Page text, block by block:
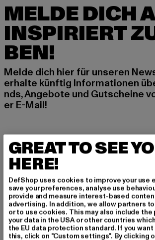
MELDE DICH
INSPIRIERT
BEN!
Melde dich hier für unseren
erhalte künftig Informationen
nds, Angebote und Gutscheine
er E-Mail!
An welchen Produkten bist du
MÄNNER
FRAUEN
E-MAIL
ANMELDEN
GREAT TO SEE
HERE!
DefShop uses cookies to improve your use
save your preferences, analyse use
provide and measure interest-based
advertising. In addition, we allow partners
or to use cookies. This may also include
your data in the USA or other countries
the EU data protection standard. If you
this, click on "Custom settings". By clicking